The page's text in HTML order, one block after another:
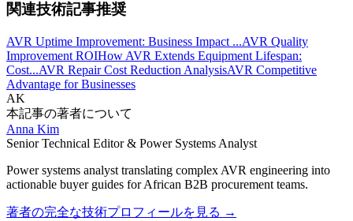
関連技術記事推奨
AVR Uptime Improvement: Business Impact ...AVR Quality
Improvement ROIHow AVR Extends Equipment Lifespan:
Cost...AVR Repair Cost Reduction AnalysisAVR Competitive
Advantage for Businesses
AK
本記事の著者について
Anna Kim
Senior Technical Editor & Power Systems Analyst
Power systems analyst translating complex AVR engineering into
actionable buyer guides for African B2B procurement teams.
著者の完全な技術プロフィールを見る →